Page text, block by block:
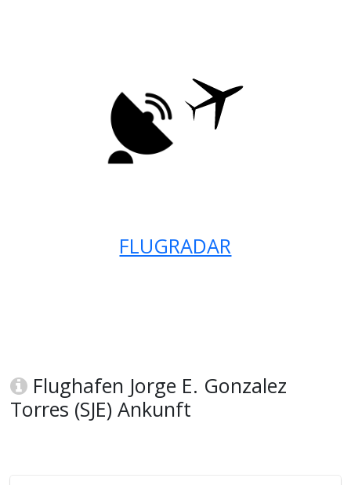
FLUGRADAR
Flughafen Jorge E. Gonzalez
Torres (SJE) Ankunft